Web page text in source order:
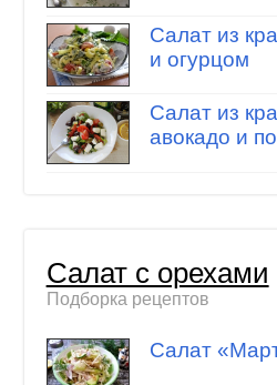
Салат из
и огурцом
Салат из
авокадо и
Салат с орехами
Подборка рецептов
Салат